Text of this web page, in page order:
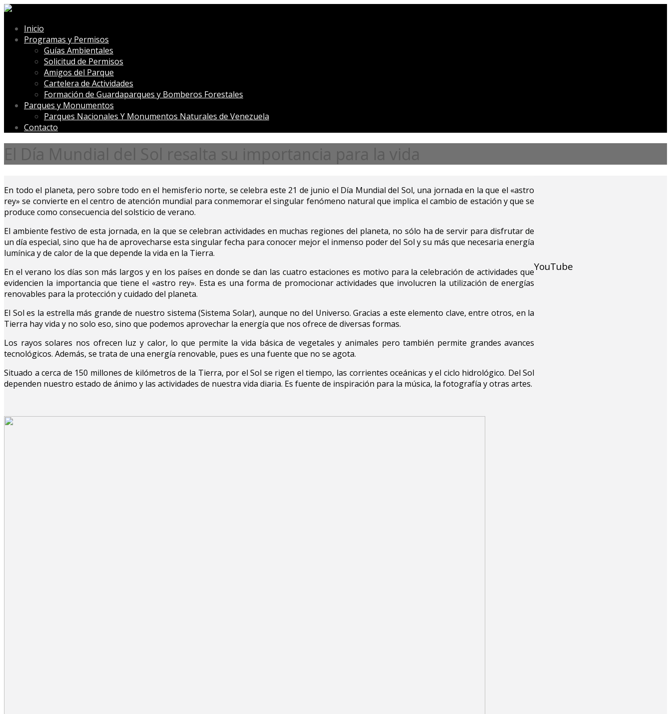
Inicio
Programas y Permisos
Guías Ambientales
Solicitud de Permisos
Amigos del Parque
Cartelera de Actividades
Formación de Guardaparques y Bomberos Forestales
Parques y Monumentos
Parques Nacionales Y Monumentos Naturales de Venezuela
Contacto
El Día Mundial del Sol resalta su importancia para la vida
En todo el planeta, pero sobre todo en el hemisferio norte, se celebra este 21 de junio el Día Mundial del Sol, una jornada en la que el «astro
rey» se convierte en el centro de atención mundial para conmemorar el singular fenómeno natural que implica el cambio de estación y que se
produce como consecuencia del solsticio de verano.
El ambiente festivo de esta jornada, en la que se celebran actividades en muchas regiones del planeta, no sólo ha de servir para disfrutar de
un día especial, sino que ha de aprovecharse esta singular fecha para conocer mejor el inmenso poder del Sol y su más que necesaria energía
lumínica y de calor de la que depende la vida en la Tierra.
En el verano los días son más largos y en los países en donde se dan las cuatro estaciones es motivo para la celebración de actividades que
evidencien la importancia que tiene el «astro rey». Esta es una forma de promocionar actividades que involucren la utilización de energías
renovables para la protección y cuidado del planeta.
El Sol es la estrella más grande de nuestro sistema (Sistema Solar), aunque no del Universo. Gracias a este elemento clave, entre otros, en la
Tierra hay vida y no solo eso, sino que podemos aprovechar la energía que nos ofrece de diversas formas.
Los rayos solares nos ofrecen luz y calor, lo que permite la vida básica de vegetales y animales pero también permite grandes avances
tecnológicos. Además, se trata de una energía renovable, pues es una fuente que no se agota.
Situado a cerca de 150 millones de kilómetros de la Tierra, por el Sol se rigen el tiempo, las corrientes oceánicas y el ciclo hidrológico. Del Sol
dependen nuestro estado de ánimo y las actividades de nuestra vida diaria. Es fuente de inspiración para la música, la fotografía y otras artes.
YouTube